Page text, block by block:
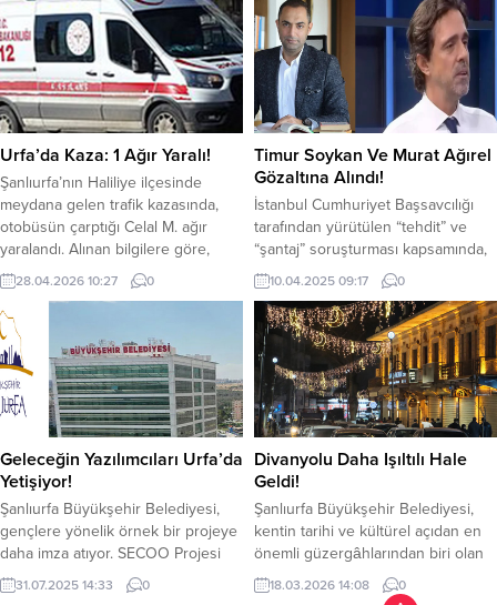
gram skunk maddesi ele geçirildi.
Operasyon sırasında bir şüpheli
şahıs yakalanarak gözaltına alındı.
Şanlıurfa Emniyet Müdürlüğü
ekipleri, uyuşturucu madde
kullanımını ve ticaretini önlemek
amacıyla düzenledikleri
operasyonda bir şüpheli şahısı göz
altına aldı. Son operasyonda ele...
kaybetti. Tarım ve Orman Bakanı
İbrahim Yumaklı, yangında 14 kişinin
yaralandığını, 10 kahramanın ise
yaşamını yitirdiğini açıkladı. Yangın,
rüzgarın etkisiyle Afyonkarahisar’a
sıçradı, Sarıcaova köyü tahliye
edildi. Yangını söndürme çalışmaları
devam ediyor. YAZI ARASI...
Urfa’da Kaza: 1 Ağır Yaralı!
Şanlıurfa’nın Haliliye ilçesinde
meydana gelen trafik kazasında,
otobüsün çarptığı Celal M. ağır
yaralandı. Alınan bilgilere göre,
Şanlıurfa’nın Haliliye İlçesi
Bamyasuyu Mahallesi 18 Mart
Çanakkale Caddesi’nde karşıdan
karşıya geçmeye çalışan
C.M’ye, Y.S. kontrolündeki 63 H
0002 halk otobüsü çarptı.
Çarpmanın şiddetiyle Celal M. ağır
yaralandı. Çevredekilerin İhbarı
üzerine olay yerine polis ve sağlık...
28.04.2026 10:27 0
Timur Soykan Ve Murat Ağırel
Gözaltına Alındı!
İstanbul Cumhuriyet Başsavcılığı
tarafından yürütülen “tehdit” ve
“şantaj” soruşturması kapsamında,
gazeteciler Timur Soykan ve Murat
Ağırel gözaltına alındı. Gözaltına
alınan iki gazetecinin evlerinde
arama yapıldı. Aramalar sırasında
dijital materyallere el konuldu.
İstanbul Cumhuriyet Başsavcılığı
tarafından, gazetecilerin gözaltına
alınmasıyla ilgili şu ifadeler
kullanıldı: “Malvarlığı değerlerini
aklama suçları yönünden yürütülen
soruşturmada, şüpheli...
10.04.2025 09:17 0
Geleceğin Yazılımcıları Urfa’da
Yetişiyor!
Şanlıurfa Büyükşehir Belediyesi,
gençlere yönelik örnek bir projeye
daha imza atıyor. SECOO Projesi
kapsamında hayata geçirilen
VISION LAB – Yazılım Tasarım ve
31.07.2025 14:33 0
Divanyolu Daha Işıltılı Hale
Geldi!
Şanlıurfa Büyükşehir Belediyesi,
kentin tarihi ve kültürel açıdan en
önemli güzergâhlarından biri olan
Divanyolu Caddesi’nde yürüttüğü
ışıklandırma ve estetik düzenleme
18.03.2026 14:08 0